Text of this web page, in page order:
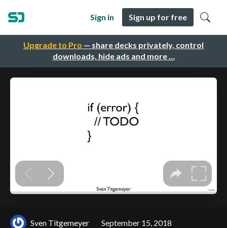
Upgrade to Pro — share decks privately, control
downloads, hide ads and more …
Sign in Sign up for free
Sven Titgemeyer September 15, 2018